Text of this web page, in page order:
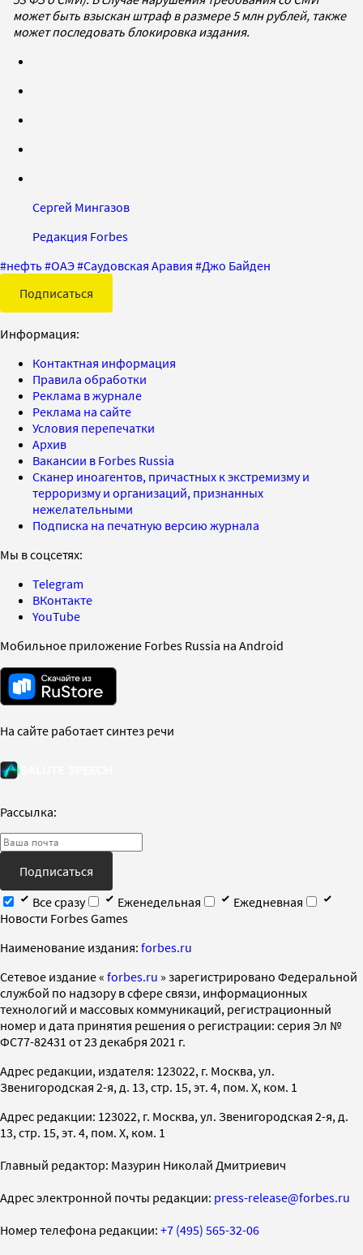
может быть взыскан штраф в размере 5 млн рублей, также
может последовать блокировка издания.
Сергей Мингазов
Редакция Forbes
#нефть#ОАЭ#Саудовская Аравия #Джо Байден
Подписаться
Информация:
Контактная информация
Правила обработки
Реклама в журнале
Реклама на сайте
Условия перепечатки
Архив
Вакансии в Forbes Russia
Сканер иноагентов, причастных к экстремизму и
терроризму и организаций, признанных
нежелательными
Подписка на печатную версию журнала
Мы в соцсетях:
Telegram
ВКонтакте
YouTube
Мобильное приложение Forbes Russia на Android
На сайте работает синтез речи
Рассылка:
Подписаться
Все сразу
Еженедельная
Ежедневная
Новости Forbes Games
Наименование издания: forbes.ru
Cетевое издание « forbes.ru » зарегистрировано Федеральной
службой по надзору в сфере связи, информационных
технологий и массовых коммуникаций, регистрационный
номер и дата принятия решения о регистрации: серия Эл №
ФС77-82431 от 23 декабря 2021 г.
Адрес редакции, издателя: 123022, г. Москва, ул.
Звенигородская 2-я, д. 13, стр. 15, эт. 4, пом. X, ком. 1
Адрес редакции: 123022, г. Москва, ул. Звенигородская 2-я, д.
13, стр. 15, эт. 4, пом. X, ком. 1
Главный редактор: Мазурин Николай Дмитриевич
Адрес электронной почты редакции: press-release@forbes.ru
Номер телефона редакции: +7 (495) 565-32-06